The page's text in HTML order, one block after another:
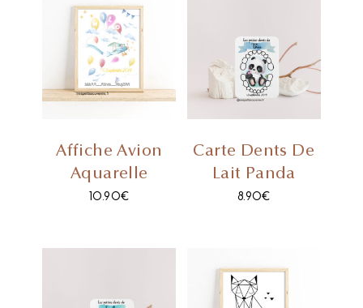
Affiche Avion
Aquarelle
10.90€
Carte Dents De
Lait Panda
8.90€